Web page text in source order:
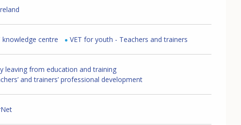
knowledge centre VET for youth - Teachers and trainers
leaving from education and training
and trainers’ professional development